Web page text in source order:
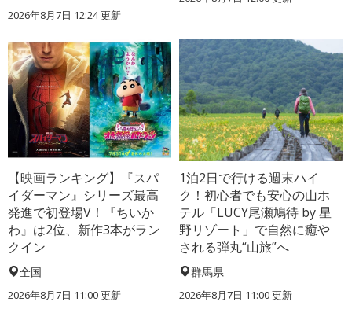
2026年8月7日 12:24更新
【映画ランキング】『スパ
イダーマン』シリーズ最高
発進で初登場V！『ちいか
わ』は2位、新作3本がラン
クイン
全国
2026年8月7日 11:00更新
1泊2日で行ける週末ハイ
ク！初心者でも安心の山ホ
テル「LUCY尾瀬鳩待 by 星
野リゾート」で自然に癒や
される弾丸“山旅”へ
群馬県
2026年8月7日 11:00更新